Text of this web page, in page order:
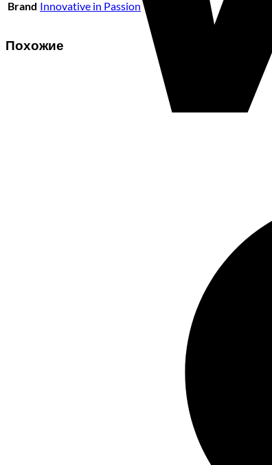
Brand Innovative in Passion
Похожие